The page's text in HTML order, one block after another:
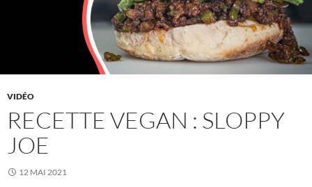
VIDÉO
RECETTE VEGAN : SLOPPY
JOE
12 MAI 2021